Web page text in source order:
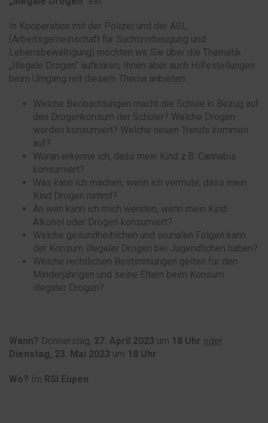
In Kooperation mit der Polizei und der ASL
(Arbeitsgemeinschaft für Suchtvorbeugung und
Lebensbewältigung) möchten wir Sie über die Thematik
„Illegale Drogen“ aufklären, Ihnen aber auch Hilfestellungen
beim Umgang mit diesem Thema anbieten:
Welche Beobachtungen macht die Schule in Bezug auf
den Drogenkonsum der Schüler? Welche Drogen
werden konsumiert? Welche neuen Trends kommen
auf?
Woran erkenne ich, dass mein Kind z.B. Cannabis
konsumiert?
Was kann ich machen, wenn ich vermute, dass mein
Kind Drogen nimmt?
An wen kann ich mich wenden, wenn mein Kind
Alkohol oder Drogen konsumiert?
Welche gesundheitlichen und sozialen Folgen kann
der Konsum illegaler Drogen bei Jugendlichen haben?
Welche rechtlichen Bestimmungen gelten für den
Minderjährigen und seine Eltern beim Konsum
illegaler Drogen?
Wann? Donnerstag, 27. April 2023 um 18 Uhr oder
Dienstag, 23. Mai 2023 um 18 Uhr
Wo? Im RSI Eupen